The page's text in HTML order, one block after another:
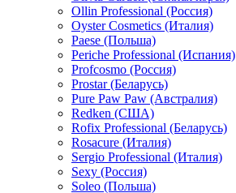
Ollin Professional (Россия)
Oyster Cosmetics (Италия)
Paese (Польша)
Periche Professional (Испания)
Profcosmo (Россия)
Prostar (Беларусь)
Pure Paw Paw (Австралия)
Redken (США)
Rofix Professional (Беларусь)
Rosacure (Италия)
Sergio Professional (Италия)
Sexy (Россия)
Soleo (Польша)